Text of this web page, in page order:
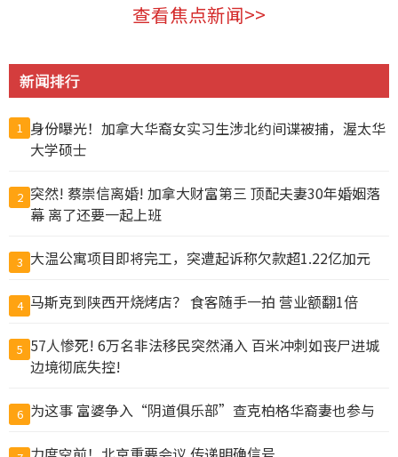
查看焦点新闻>>
新闻排行
1 身份曝光！加拿大华裔女实习生涉北约间谍被捕，渥太华
大学硕士
2 突然! 蔡崇信离婚! 加拿大财富第三 顶配夫妻30年婚姻落
幕 离了还要一起上班
3 大温公寓项目即将完工，突遭起诉称欠款超1.22亿加元
4 马斯克到陕西开烧烤店？ 食客随手一拍 营业额翻1倍
5 57人惨死! 6万名非法移民突然涌入 百米冲刺如丧尸进城
边境彻底失控!
6 为这事 富婆争入“阴道俱乐部”查克柏格华裔妻也参与